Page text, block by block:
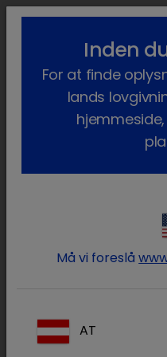
Produkter
Oftalmologi
Log ind på
Inden
For at finde
lands
Må vi foreslå
AT